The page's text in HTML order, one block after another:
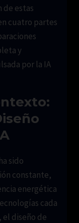
de estas
cuatro partes
y
por la IA
sido
constante,
energética
cada
el diseño de